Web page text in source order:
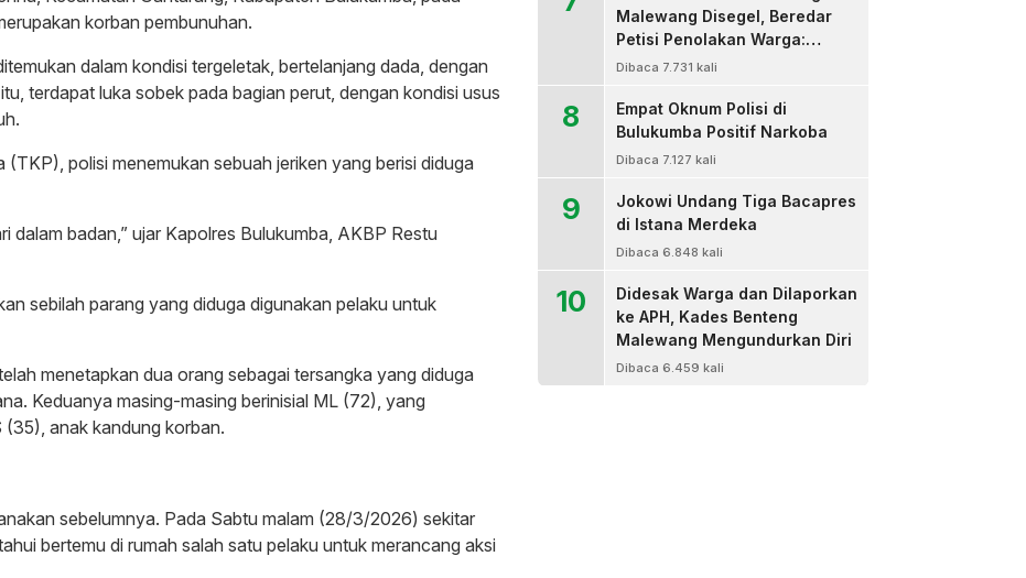
korban pembunuhan.
dalam kondisi tergeletak, bertelanjang dada, dengan
terdapat luka sobek pada bagian perut, dengan kondisi usus
(TKP), polisi menemukan sebuah jeriken yang berisi diduga
dalam badan,” ujar Kapolres Bulukumba, AKBP Restu
sebilah parang yang diduga digunakan pelaku untuk
menetapkan dua orang sebagai tersangka yang diduga
Keduanya masing-masing berinisial ML (72), yang
anak kandung korban.
sebelumnya. Pada Sabtu malam (28/3/2026) sekitar
bertemu di rumah salah satu pelaku untuk merancang aksi
Malewang Disegel, Beredar
Petisi Penolakan Warga:
Sekretaris Hingga BPD Turut
Dibaca 7.731 kali
8
Empat Oknum Polisi di
Bulukumba Positif Narkoba
Dibaca 7.127 kali
9
Jokowi Undang Tiga Bacapres
di Istana Merdeka
Dibaca 6.848 kali
10
Didesak Warga dan Dilaporkan
ke APH, Kades Benteng
Malewang Mengundurkan Diri
Dibaca 6.459 kali